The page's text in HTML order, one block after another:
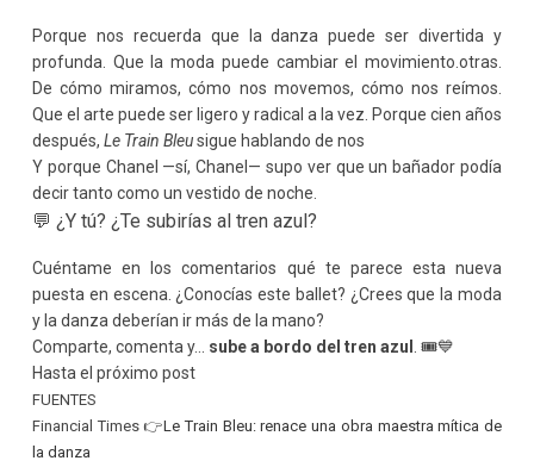
Porque nos recuerda que la danza puede ser divertida y
profunda. Que la moda puede cambiar el movimiento.otras.
De cómo miramos, cómo nos movemos, cómo nos reímos.
Que el arte puede ser ligero y radical a la vez. Porque cien años
después, Le Train Bleusigue hablando de nos
Y porque Chanel —sí, Chanel— supo ver que un bañador podía
decir tanto como un vestido de noche.
💬 ¿Y tú? ¿Te subirías al tren azul?
Cuéntame en los comentarios qué te parece esta nueva
puesta en escena. ¿Conocías este ballet? ¿Crees que la moda
y la danza deberían ir más de la mano?
Comparte, comenta y... sube a bordo del tren azul
. 🎟💙
Hasta el próximo post
FUENTES
Financial Times 👉Le Train Bleu: renace una obra maestra mítica de
la danza